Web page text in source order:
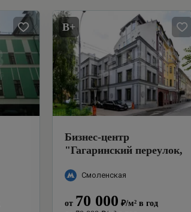
B+
Бизнес-центр
"Гагаринский переулок,
Смоленская
от 70 000 ₽/м² в год